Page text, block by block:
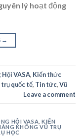
lý hoạt động
→
Hội VASA, Kiến thức
trụ quốc tế, Tin tức,Vũ
Leave a comment
HỘI VASA ,KIẾN
KHÔNG VŨ TRỤ
HỌC